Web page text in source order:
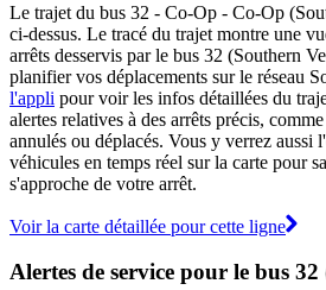
Le trajet du bus 32 - Co-Op - Co-Op
ci-dessus. Le tracé du trajet montre une
arrêts desservis par le bus 32 (Southern
planifier vos déplacements sur le réseau
l'appli pour voir les infos détaillées du
alertes relatives à des arrêts précis,
annulés ou déplacés. Vous y verrez aussi
véhicules en temps réel sur la carte pour
s'approche de votre arrêt.
Voir la carte détaillée pour cette ligne
Alertes de service pour le bus